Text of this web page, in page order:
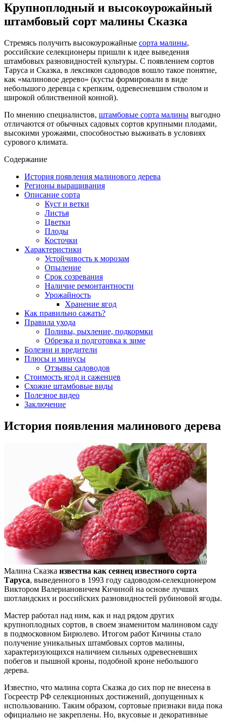
Крупноплодный и высокоурожайный
штамбовый сорт малины Сказка
Стремясь получить высокоурожайные сорта малины,
российские селекционеры пришли к идее выведения
штамбовых разновидностей культуры. С появлением сортов
Таруса и Сказка, в лексикон садоводов вошло такое понятие,
как «малиновое дерево» (кусты формировали в виде
небольшого деревца с крепким, одревесневшим стволом и
широкой облиственной конной).
По мнению специалистов, штамбовые сорта малины выгодно
отличаются от обычных садовых сортов крупными плодами,
высокими урожаями, способностью выживать в условиях
сурового климата.
Содержание
История появления малинового дерева
Регионы выращивания
Описание сорта
Куст и ветки
Листья
Цветки
Плоды
Косточки
Характеристики
Устойчивость к морозам
Опыление
Срок созревания
Наличие ремонтантности
Урожайность
Хранение ягод
Как правильно сажать?
Правила ухода
Поливы, рыхление, подкормки
Обрезка и подготовка к зиме
Болезни и вредители
Плюсы и минусы
Отзывы садоводов
Стоимость ягод и саженцев
Схожие штамбовые виды
Полезное видео
Заключение
История появления малинового дерева
Малина Сказка известна как сеянец известного сорта
Таруса, выведенного в 1993 году садоводом-селекционером
Виктором Валериановичем Кичиной на основе лучших
шотландских и российских разновидностей рубиновой ягоды.
Мастер работал над ним, как и над рядом других
крупноплодных сортов, в своем знаменитом малиновом саду
в подмосковном Бирюлево. Итогом работ Кичины стало
получение уникальных штамбовых сортов малины,
характеризующихся наличием сильных одревесневших
побегов и пышной кроны, подобной кроне небольшого
дерева.
Известно, что малина сорта Сказка до сих пор не внесена в
Госреестр РФ селекционных достижений, допущенных к
использованию. Таким образом, сортовые признаки вида пока
официально не закреплены. Но, вкусовые и декоративные